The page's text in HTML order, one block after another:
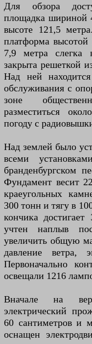
Для обзора
площадка шириной
высоте 121,5
платформа
7,9 метра слегка
закрыта решеткой
Над ней
обслуживания с
зоне
разместиться
погоду с
Над землей было
всеми
бранденбургском
Фундамент весит
краеугольных
300 тонн и тягу в
кончика достигает
учтен наплыв
увеличить общую
давление ветра,
Первоначально
освещали 1216
Вначале на
электрический
60 сантиметров и
оснащен